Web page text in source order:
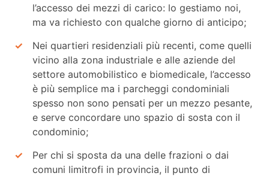
l’accesso dei mezzi di carico: lo gestiamo noi,
ma va richiesto con qualche giorno di anticipo;
Nei quartieri residenziali più recenti, come quelli
vicino alla zona industriale e alle aziende del
settore automobilistico e biomedicale, l’accesso
è più semplice ma i parcheggi condominiali
spesso non sono pensati per un mezzo pesante,
e serve concordare uno spazio di sosta con il
condominio;
Per chi si sposta da una delle frazioni o dai
comuni limitrofi in provincia, il punto di